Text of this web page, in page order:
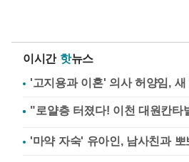
이시간 핫뉴스
'고지용과 이혼' 의사 허양임, 새
'마약 자숙' 유아인, 남사친과 뽀